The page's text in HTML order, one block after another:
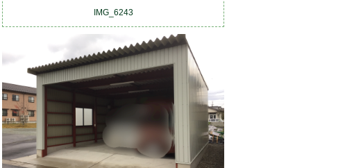
IMG_6243